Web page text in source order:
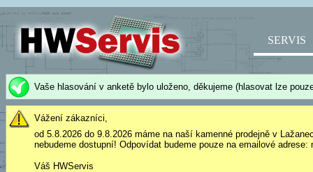
SERVIS
Vaše hlasování v anketě bylo uloženo, děkujeme (hlasovat lze
Vážení zákazníci,
od 5.8.2026 do 9.8.2026 máme na naší kamenné prodejně v
nebudeme dostupní! Odpovídat budeme pouze na emailové
Váš HWServis